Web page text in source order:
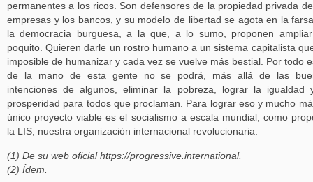
permanentes a los ricos. Son defensores de la propiedad privada
empresas y los bancos, y su modelo de libertad se agota en la
la democracia burguesa, a la que, a lo sumo, proponen
poquito. Quieren darle un rostro humano a un sistema capitalista
imposible de humanizar y cada vez se vuelve más bestial. Por todo
de la mano de esta gente no se podrá, más allá de las
intenciones de algunos, eliminar la pobreza, lograr la igualdad
prosperidad para todos que proclaman. Para lograr eso y mucho
único proyecto viable es el socialismo a escala mundial, como
la LIS, nuestra organización internacional revolucionaria.
(1) De su web oficial https://progressive.international.
(2) Ídem.